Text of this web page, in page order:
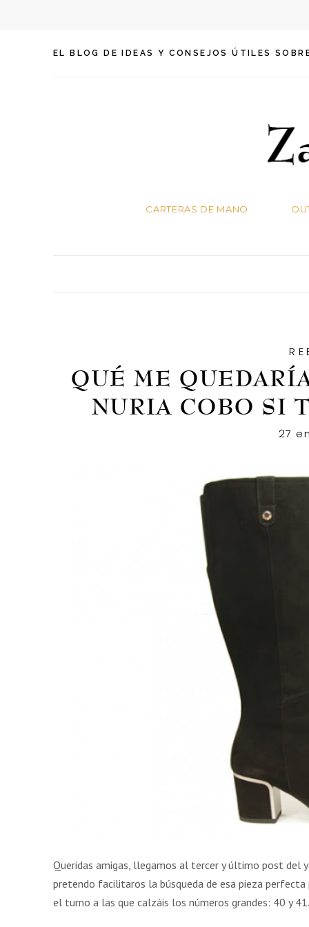
EL BLOG DE IDEAS Y CONSEJOS ÚTILES
CARTERAS DE MANO
DÍA:
ENERO
QUÉ ME
NURIA COBO SI
27
Queridas amigas, llegamos al tercer y último post del
pretendo facilitaros la búsqueda de esa pieza
el turno a las que calzáis los números grandes: 40 y